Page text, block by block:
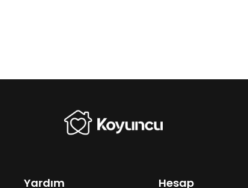
Yardım Hesap